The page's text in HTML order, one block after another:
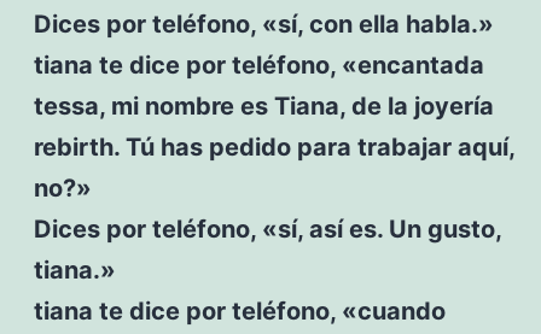
Dices por teléfono, «sí, con ella habla.»
tiana te dice por teléfono, «encantada
tessa, mi nombre es Tiana, de la joyería
rebirth. Tú has pedido para trabajar aquí,
no?»
Dices por teléfono, «sí, así es. Un gusto,
tiana.»
tiana te dice por teléfono, «cuando